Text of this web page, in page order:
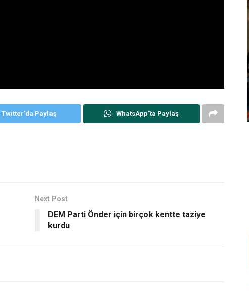
Twitter'da Paylaş WhatsApp'ta Paylaş
Next Post
DEM Parti Önder için birçok kentte taziye
kurdu